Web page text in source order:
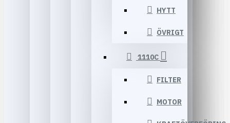
HYTT
ÖVRIGT
1110C
FILTER
MOTOR